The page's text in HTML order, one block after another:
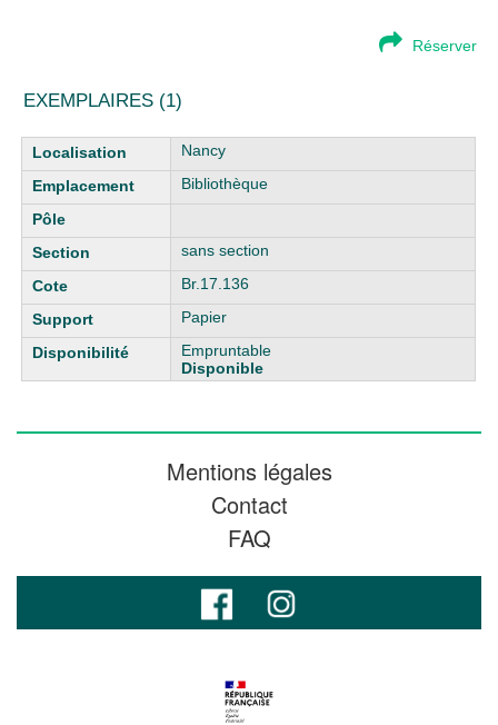
Réserver
EXEMPLAIRES (1)
Liste des exemplaires
Nancy
Bibliothèque
sans section
Br.17.136
Papier
Empruntable
Disponible
Mentions légales
Contact
FAQ